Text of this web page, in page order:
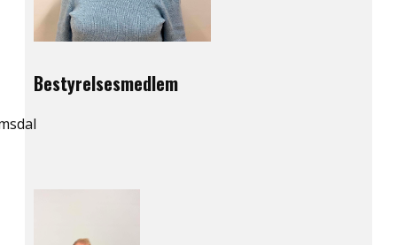
Bestyrelsesmedlem